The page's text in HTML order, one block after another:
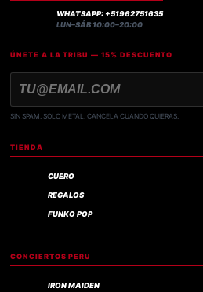
WHATSAPP: +51962751635
LUN–SÁB 10:00–20:00
ÚNETE A LA TRIBU — 15% DESCUENTO
SIN SPAM. SOLO METAL. CANCELA CUANDO QUIERAS.
TIENDA
CUERO
REGALOS
FUNKO POP
CONCIERTOS PERU
IRON MAIDEN